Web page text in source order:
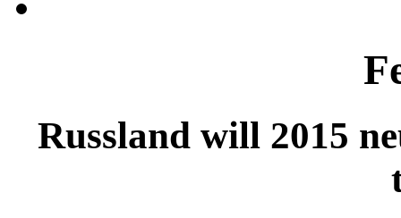
Russland will 2015